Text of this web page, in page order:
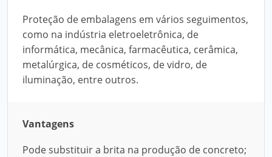
Proteção de embalagens em vários seguimentos,
como na indústria eletroeletrônica, de
informática, mecânica, farmacêutica, cerâmica,
metalúrgica, de cosméticos, de vidro, de
iluminação, entre outros.
Vantagens
Pode substituir a brita na produção de concreto;